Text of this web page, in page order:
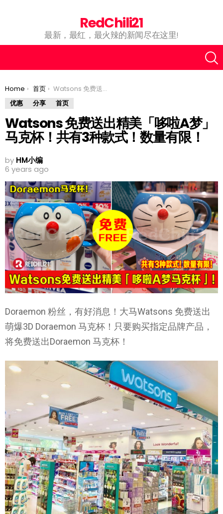
RedChili21
最新，最红，最火辣的新闻尽在这里!
You are here:
Home 首页
Watsons 免费送出精美「哆啦A梦」马克杯！共有3种款式！数量有限！
优惠
分享 首页
Watsons 免费送出精美「哆啦A梦」
马克杯！共有3种款式！数量有限！
by HM小编
6 years ago
Doraemon 粉丝，有好消息！大马Watsons 免费送出
萌爆3D Doraemon 马克杯！只要购买指定品牌产品，
将免费送出Doraemon 马克杯！